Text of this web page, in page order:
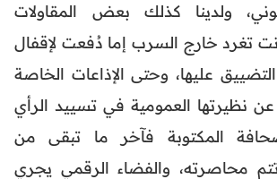
ولدينا كذلك بعض المقاولات
تغرد خارج السرب إما دُفعت لإقفال
عليها، وحتى الإذاعات الخاصة
نظيرتها العمومية في تسييد الرأي
المكتوبة فآخر ما تبقى من
محاصرته، والفضاء الرقمي يجري